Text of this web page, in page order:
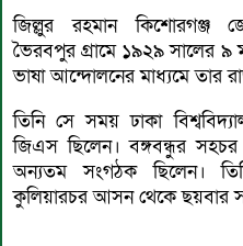
জিল্লুর রহমান কিশোরগঞ্জ
ভৈরবপুর গ্রামে ১৯২৯ সালের ৯
ভাষা আন্দোলনের মাধ্যমে তার
তিনি সে সময় ঢাকা
জিএস ছিলেন। বঙ্গবন্ধুর সহচর
অন্যতম সংগঠক ছিলেন।
কুলিয়ারচর আসন থেকে ছয়বার